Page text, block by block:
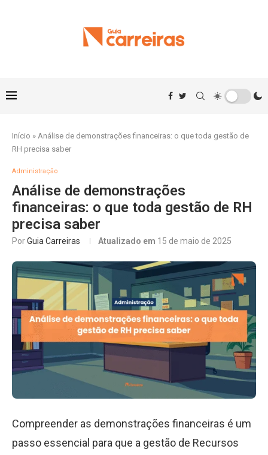
Início » Análise de demonstrações financeiras: o que toda gestão de
RH precisa saber
Administração
Análise de demonstrações
financeiras: o que toda gestão de RH
precisa saber
PorGuia Carreiras Atualizado em 15 de maio de 2025
Compreender as demonstrações financeiras é um
passo essencial para que a gestão de Recursos